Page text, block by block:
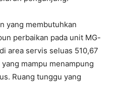
yang membutuhkan
perbaikan pada unit MG-
area servis seluas 510,67
mampu menampung
Ruang tunggu yang